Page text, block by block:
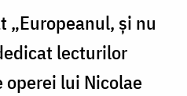
și nu
lecturilor
lui Nicolae